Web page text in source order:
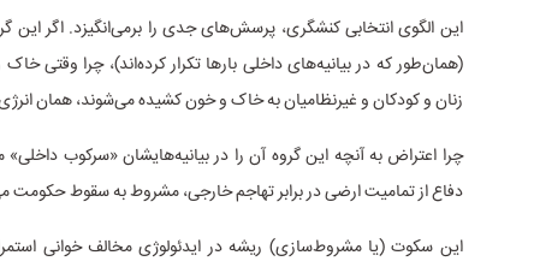
این الگوی انتخابی کنشگری، پرسش‌های جدی را برمی‌انگیزد. اگر این
(همان‌طور که در بیانیه‌های داخلی بارها تکرار کرده‌اند)، چرا
زنان و کودکان و غیرنظامیان به خاک و خون کشیده‌ می‌شوند، همان
چرا اعتراض به آنچه این گروه آن را در بیانیه‌هایشان «سرکوب
دفاع از تمامیت ارضی در برابر تهاجم خارجی، مشروط به سقوط حکومت
این سکوت (یا مشروط‌سازی) ریشه در ایدئولوژی مخالف خوانی